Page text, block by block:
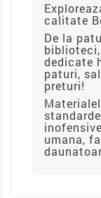
calitate
De la
dedicate
paturi,
preturi!
umana,